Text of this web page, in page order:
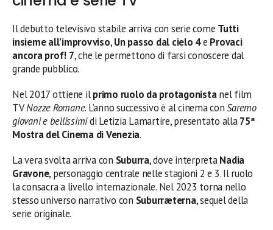
Il debutto televisivo stabile arriva con serie come Tutti
insieme all’improvviso,Un passo dal cielo 4e Provaci
ancora prof! 7, che le permettono di farsi conoscere dal
grande pubblico.
Nel 2017 ottiene ilprimo ruolo da protagonistanel film
TVNozze Romane. L’anno successivo è al cinema conSaremo
giovani e bellissimidi Letizia Lamartire, presentato alla75ª
Mostra del Cinema di Venezia.
La vera svolta arriva con Suburra, dove interpretaNadia
Gravone, personaggio centrale nelle stagioni 2 e 3. Il ruolo
la consacra a livello internazionale. Nel 2023 torna nello
stesso universo narrativo con Suburræterna, sequel della
serie originale.